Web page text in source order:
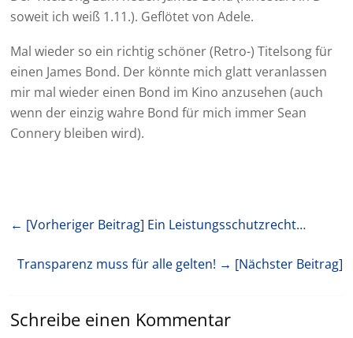
soweit ich weiß 1.11.). Geflötet von Adele.
Mal wieder so ein richtig schöner (Retro-) Titelsong für
einen James Bond. Der könnte mich glatt veranlassen
mir mal wieder einen Bond im Kino anzusehen (auch
wenn der einzig wahre Bond für mich immer Sean
Connery bleiben wird).
← [Vorheriger Beitrag] Ein Leistungsschutzrecht…
Transparenz muss für alle gelten! → [Nächster Beitrag]
Schreibe einen Kommentar